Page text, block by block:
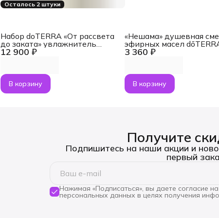
Осталось 2 штуки
12 900 ₽
Набор doTERRA «От рассвета
до заката» увлажнитель
воздуха Dawn с маслами
В корзину
3 360 ₽
«Нешама» душевная
эфирных масел
Touch Neshama, роллер
В корзину
Получите
Подпишитесь на наши акции и
первый
Нажимая «Подписаться», вы даете согласие
персональных данных в целях получения